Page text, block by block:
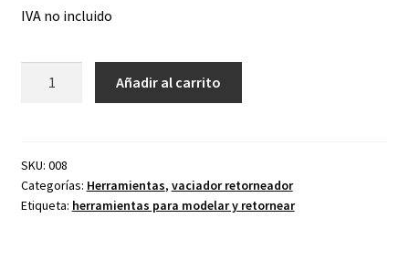
IVA no incluido
cantidad
Añadir al carrito
SKU: 008
Categorías: Herramientas, vaciador retorneador
Etiqueta: herramientas para modelar y retornear